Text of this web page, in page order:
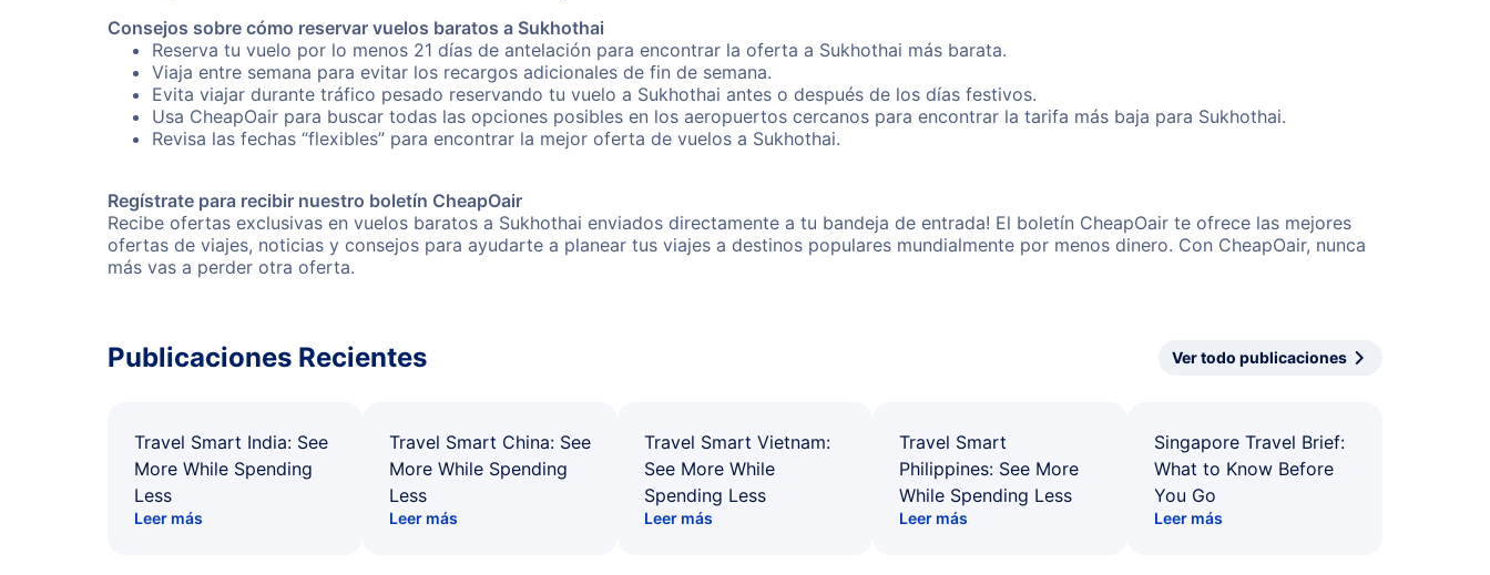
Consejos sobre cómo reservar vuelos baratos a Sukhothai
Reserva tu vuelo por lo menos 21 días de antelación para encontrar la oferta a Sukhothai más barata.
Viaja entre semana para evitar los recargos adicionales de fin de semana.
Evita viajar durante tráfico pesado reservando tu vuelo a Sukhothai antes o después de los días festivos.
Usa CheapOair para buscar todas las opciones posibles en los aeropuertos cercanos para encontrar la tarifa más baja para Sukhothai.
Revisa las fechas “flexibles” para encontrar la mejor oferta de vuelos a Sukhothai.
Regístrate para recibir nuestro boletín CheapOair
Recibe ofertas exclusivas en vuelos baratos a Sukhothai enviados directamente a tu bandeja de entrada! El boletín CheapOair te ofrece las mejores
ofertas de viajes, noticias y consejos para ayudarte a planear tus viajes a destinos populares mundialmente por menos dinero. Con CheapOair, nunca
más vas a perder otra oferta.
Publicaciones Recientes Ver todo publicaciones
Travel Smart India: See
More While Spending
Less
Leer más
Travel Smart China: See
More While Spending
Less
Leer más
Travel Smart Vietnam:
See More While
Spending Less
Leer más
Travel Smart
Philippines: See More
While Spending Less
Leer más
Singapore Travel Brief:
What to Know Before
You Go
Leer más